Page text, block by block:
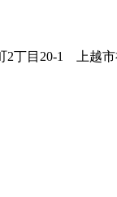
2丁目20-1 上越